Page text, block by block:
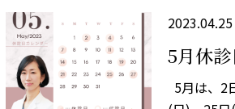
2023.04.25
5月休
5月は、2